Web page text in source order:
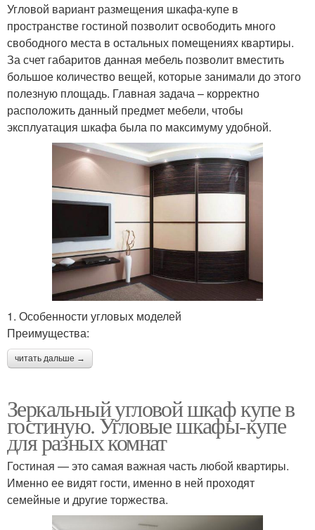
Угловой вариант размещения шкафа-купе в
пространстве гостиной позволит освободить много
свободного места в остальных помещениях квартиры.
За счет габаритов данная мебель позволит вместить
большое количество вещей, которые занимали до этого
полезную площадь. Главная задача – корректно
расположить данный предмет мебели, чтобы
эксплуатация шкафа была по максимуму удобной.
1. Особенности угловых моделей
Преимущества:
читать дальше →
Зеркальный угловой шкаф купе в
гостиную. Угловые шкафы-купе
для разных комнат
Гостиная — это самая важная часть любой квартиры.
Именно ее видят гости, именно в ней проходят
семейные и другие торжества.